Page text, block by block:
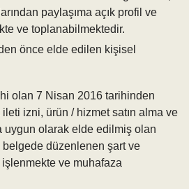
paylaşıma açık profil ve
ve toplanabilmektedir.
önce elde edilen kişisel
olan 7 Nisan 2016 tarihinden
izni, ürün / hizmet satın alma ve
uygun olarak elde edilmiş olan
düzenlenen şart ve
ve muhafaza